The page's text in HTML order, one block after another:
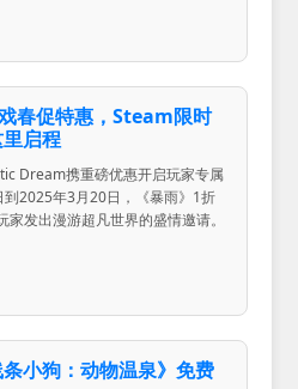
春促特惠，Steam限时
启程
Dream携重磅优惠开启玩家专属
2025年3月20日，《暴雨》1折
发出漫游超凡世界的盛情邀请。
小狗：动物温泉》免费